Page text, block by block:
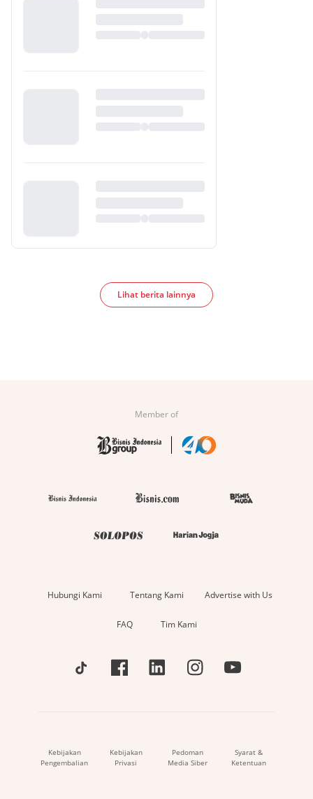
Lihat berita lainnya
Member of
Hubungi Kami Tentang Kami Advertise with Us
FAQ Tim Kami
Kebijakan
Pengembalian
Kebijakan
Privasi
Pedoman
Media Siber
Syarat &
Ketentuan